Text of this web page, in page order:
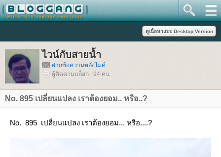
ไวน์กับสายน้ำ
ฝากข้อความหลังไมค์
ผู้ติดตามบล็อก : 94 คน
No. 895 เปลี่ยนแปลง เราต้องยอม.. หรือ..?
No. 895 เปลี่ยนแปลง เราต้องยอม... หรือ....?